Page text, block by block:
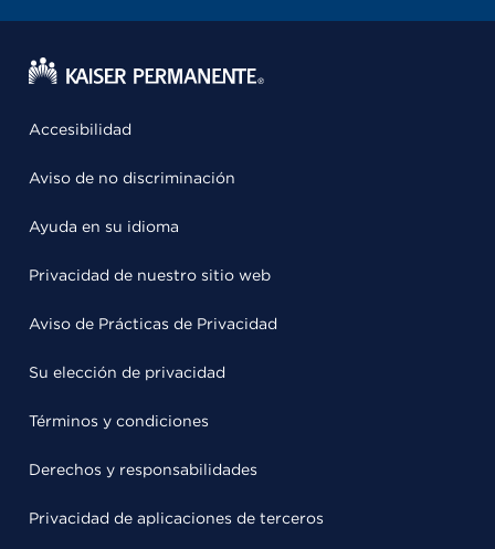
Accesibilidad
Aviso de no discriminación
Ayuda en su idioma
Privacidad de nuestro sitio web
Aviso de Prácticas de Privacidad
Su elección de privacidad
Términos y condiciones
Derechos y responsabilidades
Privacidad de aplicaciones de terceros